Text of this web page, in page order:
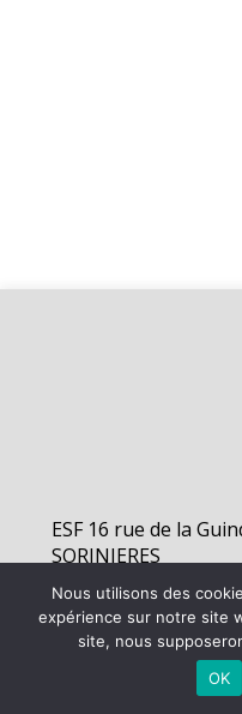
ESF 16 rue de la
SORINIERES
2026 - Elan Sorinières
Nous utilisons des
expérience sur notre site
site, nous
OK